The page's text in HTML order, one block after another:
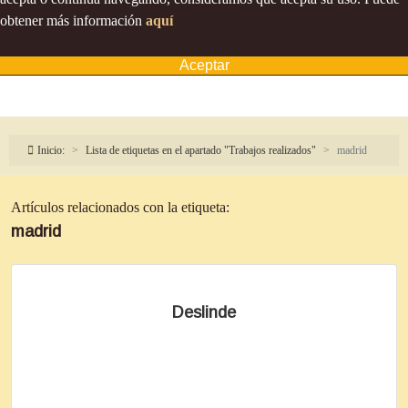
obtener más información aquí
Aceptar
Inicio: Lista de etiquetas en el apartado "Trabajos realizados" madrid
Artículos relacionados con la etiqueta:
madrid
Deslinde